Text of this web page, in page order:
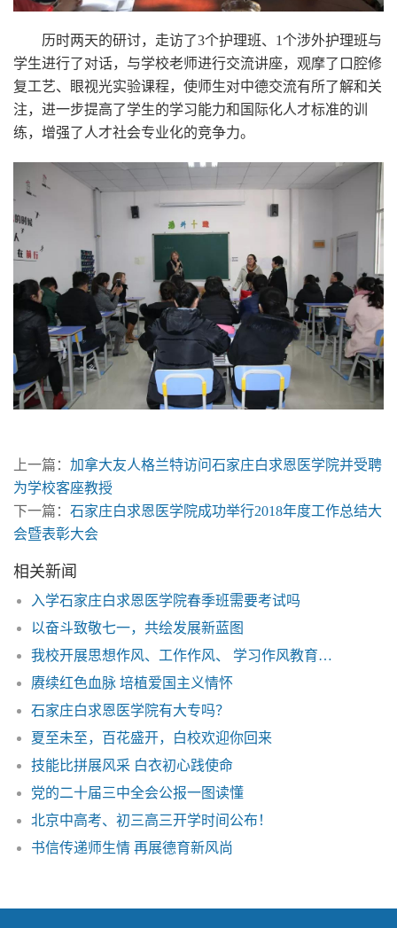
历时两天的研讨，走访了3个护理班、1个涉外护理班与
学生进行了对话，与学校老师进行交流讲座，观摩了口腔修
复工艺、眼视光实验课程，使师生对中德交流有所了解和关
注，进一步提高了学生的学习能力和国际化人才标准的训
练，增强了人才社会专业化的竞争力。
上一篇： 加拿大友人格兰特访问石家庄白求恩医学院并受聘
为学校客座教授
下一篇： 石家庄白求恩医学院成功举行2018年度工作总结大
会暨表彰大会
相关新闻
入学石家庄白求恩医学院春季班需要考试吗
以奋斗致敬七一，共绘发展新蓝图
我校开展思想作风、工作作风、 学习作风教育整顿活动
赓续红色血脉 培植爱国主义情怀
石家庄白求恩医学院有大专吗？
夏至未至，百花盛开，白校欢迎你回来
技能比拼展风采 白衣初心践使命
党的二十届三中全会公报一图读懂
北京中高考、初三高三开学时间公布！
书信传递师生情 再展德育新风尚